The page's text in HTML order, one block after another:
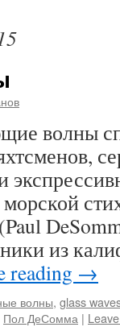
волны
из
reading →
волны, glass
Пол ДеСомма |